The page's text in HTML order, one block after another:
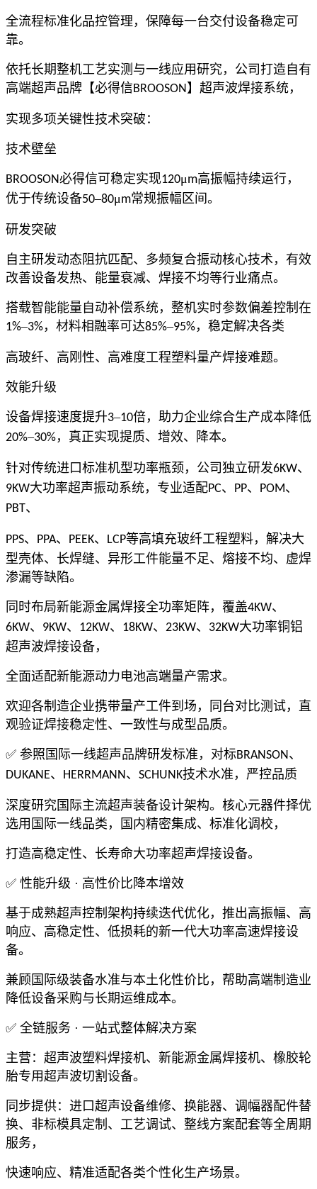
全流程标准化品控管理，保障每一台交付设备稳定可
靠。
依托长期整机工艺实测与一线应用研究，公司打造自有
高端超声品牌【必得信BROOSON】超声波焊接系统，
实现多项关键性技术突破：
技术壁垒
BROOSON必得信可稳定实现120μm高振幅持续运行，
优于传统设备50–80μm常规振幅区间。
研发突破
自主研发动态阻抗匹配、多频复合振动核心技术，有效
改善设备发热、能量衰减、焊接不均等行业痛点。
搭载智能能量自动补偿系统，整机实时参数偏差控制在
1%–3%，材料相融率可达85%–95%，稳定解决各类
高玻纤、高刚性、高难度工程塑料量产焊接难题。
效能升级
设备焊接速度提升3–10倍，助力企业综合生产成本降低
20%–30%，真正实现提质、增效、降本。
针对传统进口标准机型功率瓶颈，公司独立研发6KW、
9KW大功率超声振动系统，专业适配PC、 PP、 POM、
PBT、
PPS、 PPA、 PEEK、 LCP等高填充玻纤工程塑料，解决大
型壳体、长焊缝、异形工件能量不足、熔接不均、虚焊
渗漏等缺陷。
同时布局新能源金属焊接全功率矩阵，覆盖4KW、
6KW、 9KW、 12KW、 18KW、 23KW、 32KW大功率铜铝
超声波焊接设备，
全面适配新能源动力电池高端量产需求。
欢迎各制造企业携带量产工件到场，同台对比测试，直
观验证焊接稳定性、一致性与成型品质。
✅ 参照国际一线超声品牌研发标准，对标BRANSON、
DUKANE、 HERRMANN、 SCHUNK技术水准，严控品质
深度研究国际主流超声装备设计架构。核心元器件择优
选用国际一线品类，国内精密集成、标准化调校，
打造高稳定性、长寿命大功率超声焊接设备。
✅ 性能升级 · 高性价比降本增效
基于成熟超声控制架构持续迭代优化，推出高振幅、高
响应、高稳定性、低损耗的新一代大功率高速焊接设
备。
兼顾国际级装备水准与本土化性价比，帮助高端制造业
降低设备采购与长期运维成本。
✅ 全链服务 · 一站式整体解决方案
主营：超声波塑料焊接机、新能源金属焊接机、橡胶轮
胎专用超声波切割设备。
同步提供：进口超声设备维修、换能器、调幅器配件替
换、非标模具定制、工艺调试、整线方案配套等全周期
服务，
快速响应、精准适配各类个性化生产场景。